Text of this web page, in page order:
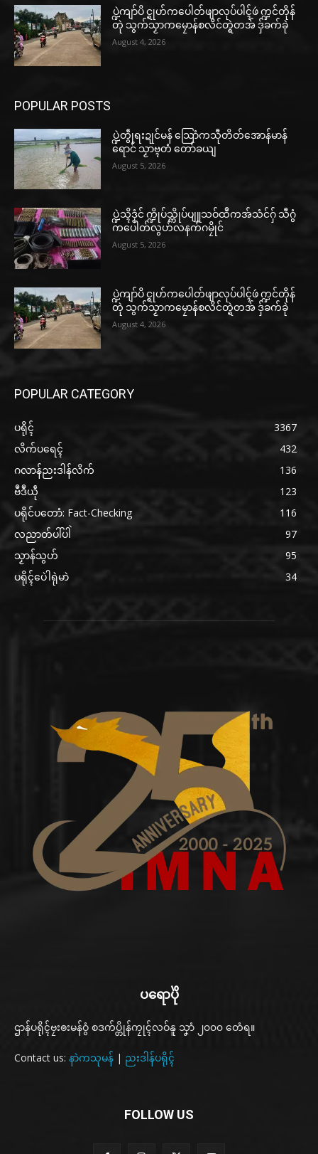
ပ္ဍဲကျာ်ပိ င္ရုဟ်ကပေါတ်ဖျာလုပ်ပါၚ်ဖဴ က္ဍင်တိုန်
တုဲ သွက်သၟာကမၠောန်စလိင်တ္ရဲတအ် ဒှ်ခက်ခုဲ
August 4, 2026
POPULAR POSTS
ပ္ဍဲတွဵုရးဍုင်မန် သြောံကသီုတိတ်အောန်မာန်
ရောင် သၟာဗ္ၚတံ တော်ခယျ
August 5, 2026
ပ္ဍဲသ္ၚိဒၟံင် က္ဍိုပ်သ္ကိုပ်ပျူသဝ်ထဳကအ်သံင်ဂှ် သီဂွံ
ကပေါတ်လွဟ်လနက်ဂမၠိုင်
August 5, 2026
ပ္ဍဲကျာ်ပိ င္ရုဟ်ကပေါတ်ဖျာလုပ်ပါၚ်ဖဴ က္ဍင်တိုန်
တုဲ သွက်သၟာကမၠောန်စလိင်တ္ရဲတအ် ဒှ်ခက်ခုဲ
August 4, 2026
POPULAR CATEGORY
ပရိုၚ်
3367
လိက်ပရေၚ်
432
ဂလာန်ညးဒါန်လိက်
136
ဗဳဒဳယဵု
123
ပရိုင်ပတောံ: Fact-Checking
116
လညာတ်ပါ်ပါဲ
97
သၟာန်သွဟ်
95
ပရိုၚ်ပေဲါရုဲမာဲ
34
ပရောပိုဲ
ဌာန်ပရိုၚ်ဗၠးၜးမန်ဝွံ စဒက်ပ္တိုန်ကၠုၚ်လဝ်နူ သၞာံ ၂၀၀၀ တေံရ။
Contact us: နာဲကသုမန် | ညးဒါန်ပရိုၚ်
FOLLOW US